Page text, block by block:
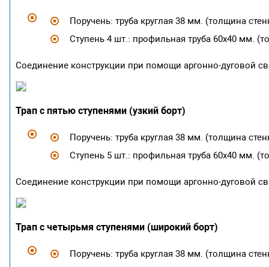
Поручень: труба круглая 38 мм. (толщина
Ступень 4 шт.: профильная труба 60х40 мм.
Соединение конструкции при помощи аргонно-дуговой
Трап с пятью ступенями (узкий борт)
Поручень: труба круглая 38 мм. (толщина
Ступень 5 шт.: профильная труба 60х40 мм.
Соединение конструкции при помощи аргонно-дуговой
Трап с четырьмя ступенями (широкий борт)
Поручень: труба круглая 38 мм. (толщина